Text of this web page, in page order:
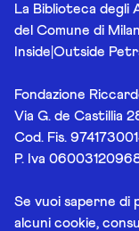
La Biblioteca degli
del Comune di
Inside|Outside
Fondazione
Via G. de Castillia
Cod. Fis.
P. Iva
Se vuoi saperne di
alcuni cookie,